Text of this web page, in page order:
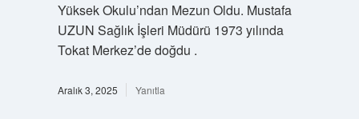
Yüksek Okulu’ndan Mezun Oldu. Mustafa
UZUN Sağlık İşleri Müdürü 1973 yılında
Tokat Merkez’de doğdu .
Aralık 3, 2025 Yanıtla